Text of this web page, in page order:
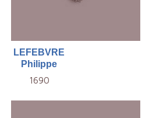
LEFEBVRE
Philippe
1690